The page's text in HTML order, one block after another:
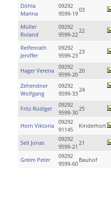
Döhla
Marina
09292
9599-19
03
Müller
Roland
09292
9599-22
22
Reifenrath
Jeniffer
09292
9599-23
23
Hager Verena
09292
9599-20
20
Zehendner
Wolfgang
09292
9599-33
24
Fritz Rüdiger
09292
9599-30
25
Horn Viktoria
09292
91145
Kinderhort
Sell Jonas
09292
9599-21
21
Greim Peter
09292
9599-60
Bauhof